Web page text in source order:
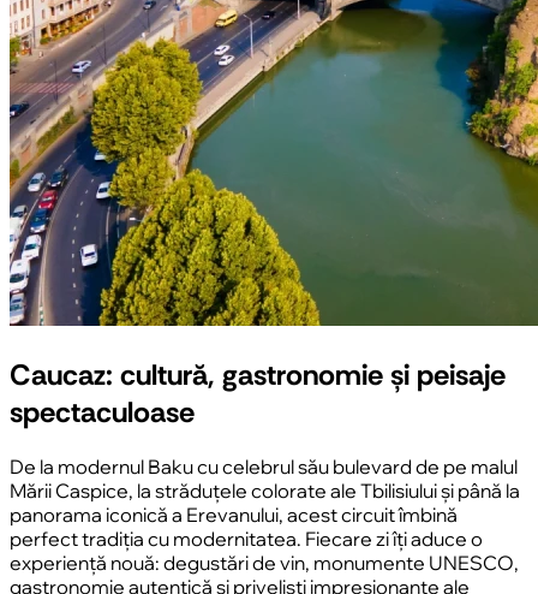
Caucaz: cultură, gastronomie și peisaje
spectaculoase
De la modernul Baku cu celebrul său bulevard de pe malul
Mării Caspice, la străduțele colorate ale Tbilisiului și până la
panorama iconică a Erevanului, acest circuit îmbină
perfect tradiția cu modernitatea. Fiecare zi îți aduce o
experiență nouă: degustări de vin, monumente UNESCO,
gastronomie autentică și priveliști impresionante ale